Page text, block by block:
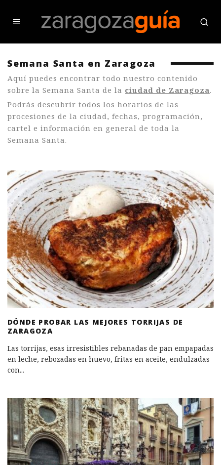
Semana Santa en Zaragoza
Aquí puedes encontrar todo nuestro contenido
sobre la Semana Santa de la ciudad de Zaragoza.
Podrás descubrir todos los horarios de las
procesiones de la ciudad, fechas, programación,
cartel e información en general de toda la
Semana Santa.
DÓNDE PROBAR LAS MEJORES TORRIJAS DE
ZARAGOZA
Las torrijas, esas irresistibles rebanadas de pan empapadas
en leche, rebozadas en huevo, fritas en aceite, endulzadas
con...